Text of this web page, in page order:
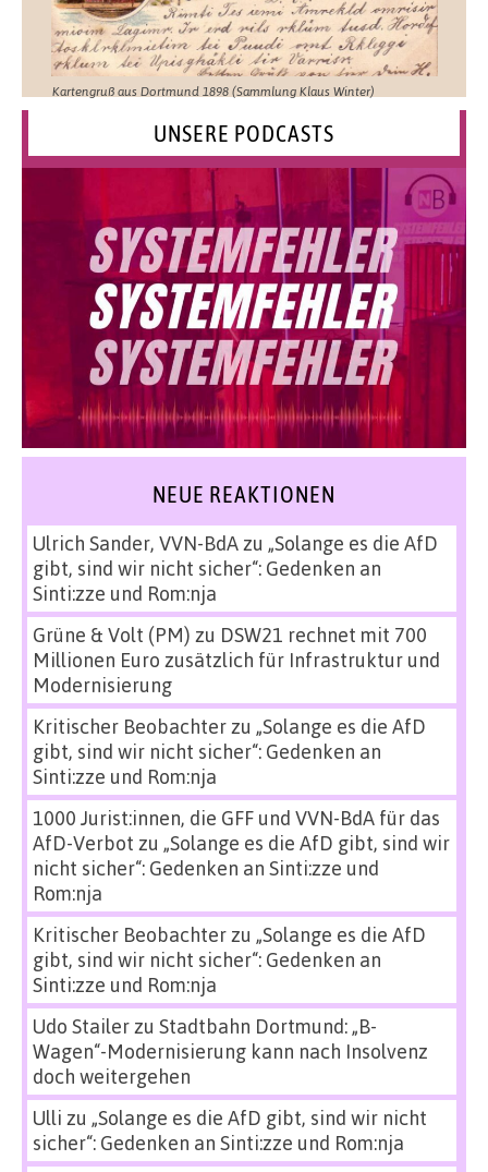
Kartengruß aus Dortmund 1898 (Sammlung Klaus Winter)
UNSERE PODCASTS
NEUE REAKTIONEN
Ulrich Sander, VVN-BdAzu „Solange es die AfD
gibt, sind wir nicht sicher“: Gedenken an
Sinti:zze und Rom:nja
Grüne & Volt (PM) zu DSW21 rechnet mit 700
Millionen Euro zusätzlich für Infrastruktur und
Modernisierung
Kritischer Beobachterzu „Solange es die AfD
gibt, sind wir nicht sicher“: Gedenken an
Sinti:zze und Rom:nja
1000 Jurist:innen, die GFF und VVN-BdA für das
AfD-Verbot zu „Solange es die AfD gibt, sind wir
nicht sicher“: Gedenken an Sinti:zze und
Rom:nja
Kritischer Beobachterzu „Solange es die AfD
gibt, sind wir nicht sicher“: Gedenken an
Sinti:zze und Rom:nja
Udo Stailerzu Stadtbahn Dortmund: „B-
Wagen“-Modernisierung kann nach Insolvenz
doch weitergehen
Ulli zu „Solange es die AfD gibt, sind wir nicht
sicher“: Gedenken an Sinti:zze und Rom:nja